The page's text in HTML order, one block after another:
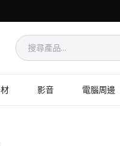
影音 電腦周邊